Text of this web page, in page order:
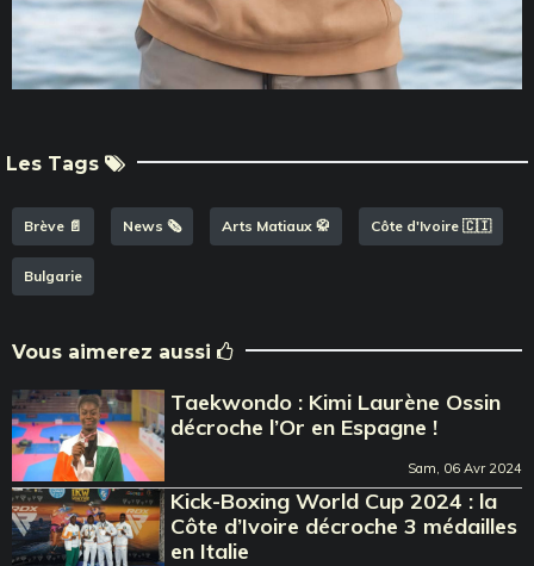
Les Tags
Brève 📄 News 🗞️ Arts Matiaux 🥋 Côte d'Ivoire 🇨🇮
Bulgarie
Vous aimerez aussi
Taekwondo : Kimi Laurène Ossin
décroche l’Or en Espagne !
Sam, 06 Avr 2024
Kick-Boxing World Cup 2024 : la
Côte d’Ivoire décroche 3 médailles
en Italie